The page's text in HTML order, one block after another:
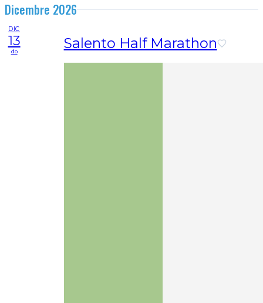
Dicembre 2026
DIC
13
do Salento Half Marathon